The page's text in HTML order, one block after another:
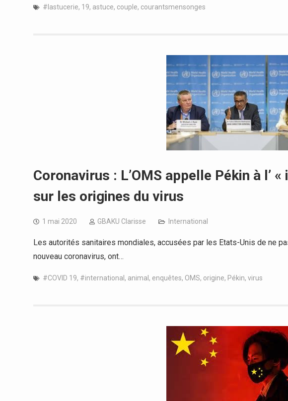
#lastucerie, 19, astuce, couple, courantsmensonges
Coronavirus : L’OMS appelle Pékin à l’
sur les origines du virus
1 mai 2020 GBAKU Clarisse International
Les autorités sanitaires mondiales, accusées par les Etats-Unis de ne
nouveau coronavirus, ont…
#COVID 19, #international , animal , enquêtes, OMS, origine, Pékin, virus